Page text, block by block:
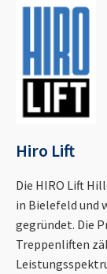
Hiro Lift
Die HIRO Lift
in Bielefeld und
gegründet. Die
Treppenliften